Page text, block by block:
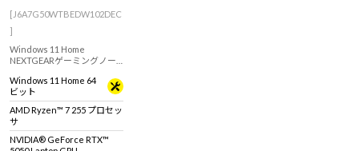
[J6A7G50WTBEDW102DEC
]
Windows 11 Home
NEXTGEARゲーミングノー
ーズ搭載モデルが登場！筐
体デザインの外観を白一色
に。シャープな筐体に最新
のスペックを搭載。
Windows 11 Home 64
ビット
AMD Ryzen™ 7 255 プロセッ
サ
NVIDIA® GeForce RTX™